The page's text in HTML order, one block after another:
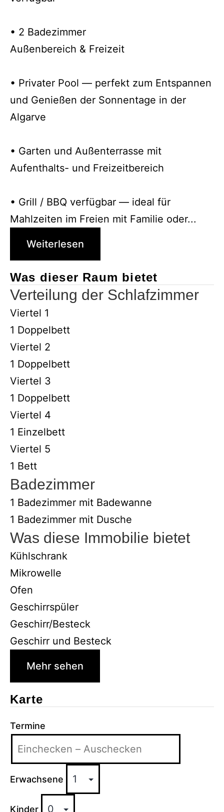
• 2 Badezimmer
Außenbereich & Freizeit
• Privater Pool — perfekt zum Entspannen
und Genießen der Sonnentage in der
Algarve
• Garten und Außenterrasse mit
Aufenthalts- und Freizeitbereich
• Grill / BBQ verfügbar — ideal für
Mahlzeiten im Freien mit Familie oder...
Weiterlesen
Was dieser Raum bietet
Verteilung der Schlafzimmer
Viertel 1
1 Doppelbett
Viertel 2
1 Doppelbett
Viertel 3
1 Doppelbett
Viertel 4
1 Einzelbett
Viertel 5
1 Bett
Badezimmer
1 Badezimmer mit Badewanne
1 Badezimmer mit Dusche
Was diese Immobilie bietet
Kühlschrank
Mikrowelle
Ofen
Geschirrspüler
Geschirr/Besteck
Geschirr und Besteck
Mehr sehen
Karte
Termine
Erwachsene
Kinder